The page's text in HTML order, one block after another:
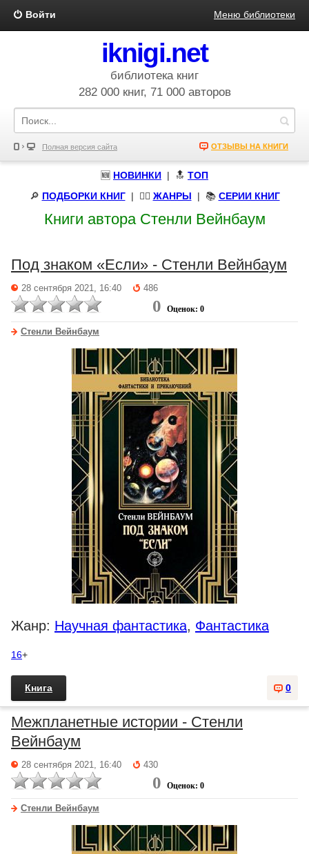
Войти Меню библиотеки
iknigi.net
библиотека книг
282 000 книг, 71 000 авторов
Полная версия сайта ОТЗЫВЫ НА КНИГИ
🆕 НОВИНКИ | 🔝 ТОП
🔎 ПОДБОРКИ КНИГ| 🧝‍♀️ ЖАНРЫ | 📚 СЕРИИ КНИГ
Книги автора Стенли Вейнбаум
Под знаком «Если» - Стенли Вейнбаум
28 сентября 2021, 16:40 486
0 Оценок: 0
Стенли Вейнбаум
Жанр: Научная фантастика, Фантастика
16+
0
Книга
Межпланетные истории - Стенли
Вейнбаум
28 сентября 2021, 16:40 430
0 Оценок: 0
Стенли Вейнбаум